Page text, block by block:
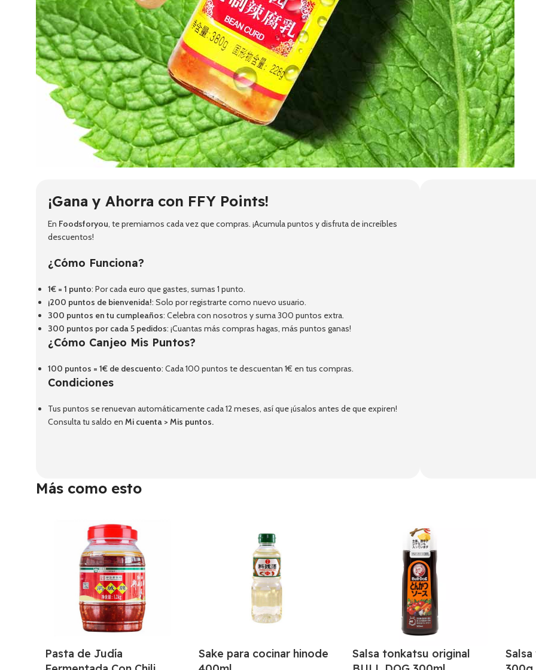
¡Gana y Ahorra con FFY Points!
En Foodsforyou, te premiamos cada vez que compras. ¡Acumula puntos y disfruta de increíbles
descuentos!
¿Cómo Funciona?
1€ = 1 punto: Por cada euro que gastes, sumas 1 punto.
¡200 puntos de bienvenida!: Solo por registrarte como nuevo usuario.
300 puntos en tu cumpleaños: Celebra con nosotros y suma 300 puntos extra.
300 puntos por cada 5 pedidos: ¡Cuantas más compras hagas, más puntos ganas!
¿Cómo Canjeo Mis Puntos?
100 puntos = 1€ de descuento: Cada 100 puntos te descuentan 1€ en tus compras.
Condiciones
Tus puntos se renuevan automáticamente cada 12 meses, así que ¡úsalos antes de que expiren!
Consulta tu saldo en Mi cuenta > Mis puntos.
Más como esto
Pasta de Judía
Sake para cocinar hinode
Salsa tonkatsu original